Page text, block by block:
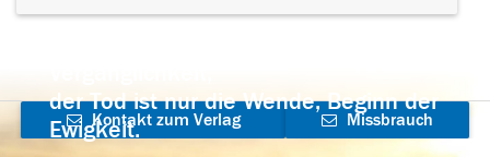
der Tod ist nur die Wende, Beginn der
Ewigkeit.
Kontakt zum Verlag
Missbrauch